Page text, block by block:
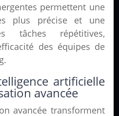
permettent une
plus précise et une
tâches répétitives,
des équipes de
artificielle
avancée
avancée transforment